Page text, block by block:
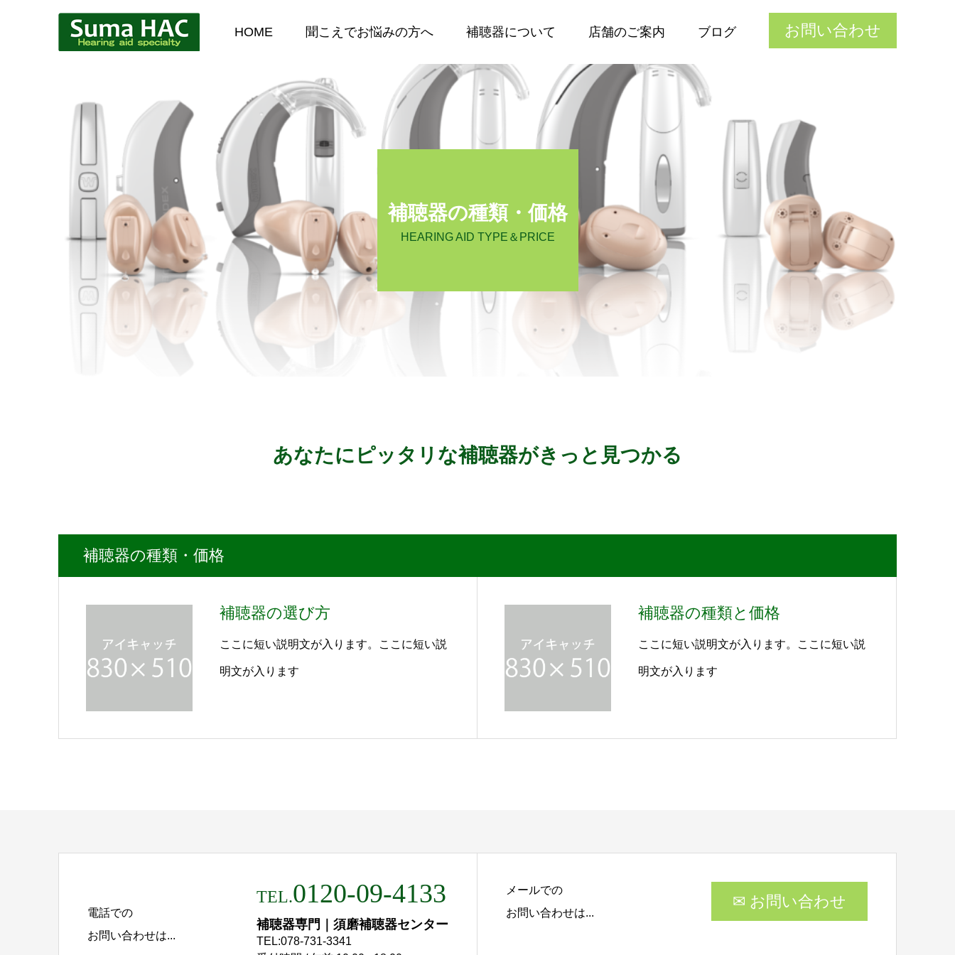
お問い合わせ
HOME 聞こえでお悩みの方へ 補聴器について 店舗のご案内 ブログ
補聴器の種類・価格
HEARING AID TYPE＆PRICE
あなたにピッタリな補聴器がきっと見つかる
補聴器の種類・価格
補聴器の選び方
ここに短い説明文が入ります。ここに短い説
明文が入ります
補聴器の種類と価格
ここに短い説明文が入ります。ここに短い説
明文が入ります
電話での
お問い合わせは...
TEL.0120-09-4133
補聴器専門｜須磨補聴器センター
TEL:078-731-3341
メールでの
お問い合わせは...
✉ お問い合わせ